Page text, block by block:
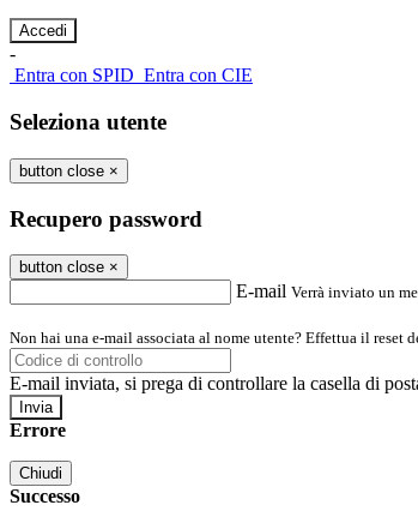
-
Entra con SPID Entra con CIE
Seleziona utente
button close ×
Recupero password
button close ×
E-mail Verrà inviato un
Non hai una e-mail associata al nome utente? Effettua il reset
E-mail inviata, si prega di controllare la casella di
Errore
Chiudi
Successo